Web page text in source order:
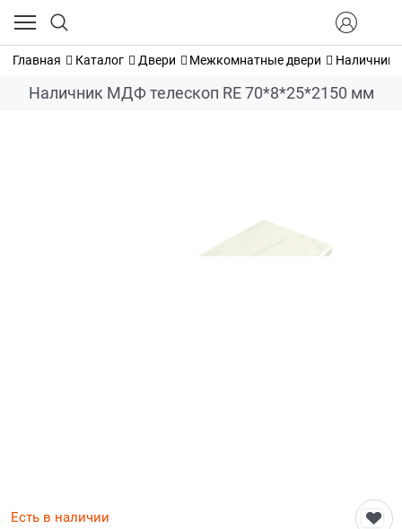
Главная Каталог Двери Межкомнатные двери Наличник
Наличник МДФ телескоп RE 70*8*25*2150 мм
Есть в наличии